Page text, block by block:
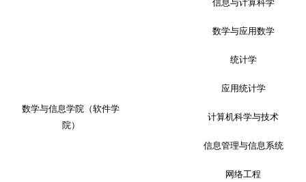
数学与信息学院（软件学
院）
信息与计算科学
数学与应用数学
统计学
应用统计学
计算机科学与技术
信息管理与信息系统
网络工程